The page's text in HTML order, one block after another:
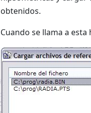
obtenidos.
Cuando se llama a